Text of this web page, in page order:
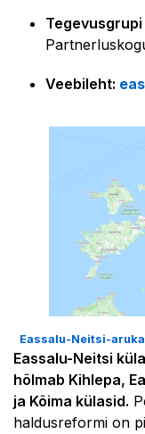
Veebileht:
Eassalu-Neitsi-
Eassalu-Neitsi
hõlmab Kihlepa,
ja Kõima külasid.
haldusreformi on